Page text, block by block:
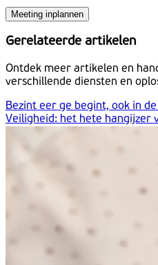
Meeting inplannen
Gerelateerde artikelen
Ontdek meer artikelen en
verschillende diensten en
Bezint eer ge begint, ook in
Veiligheid: het hete hangijzer